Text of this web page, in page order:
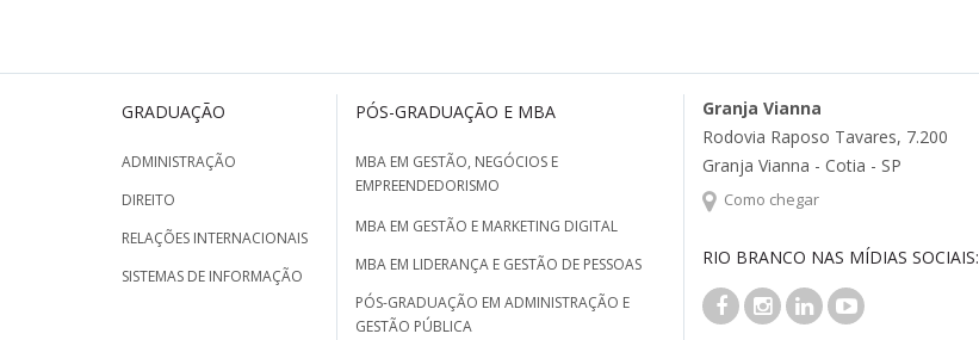
GRADUAÇÃO
ADMINISTRAÇÃO
DIREITO
RELAÇÕES INTERNACIONAIS
SISTEMAS DE INFORMAÇÃO
PÓS-GRADUAÇÃO E MBA
MBA EM GESTÃO, NEGÓCIOS E
EMPREENDEDORISMO
MBA EM GESTÃO E MARKETING DIGITAL
MBA EM LIDERANÇA E GESTÃO DE PESSOAS
PÓS-GRADUAÇÃO EM ADMINISTRAÇÃO E
GESTÃO PÚBLICA
Granja Vianna
Rodovia Raposo Tavares, 7.200
Granja Vianna - Cotia - SP
Como chegar
RIO BRANCO NAS MÍDIAS SOCIAIS: